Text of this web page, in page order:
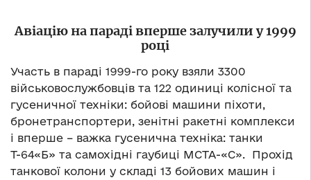
Авіацію на параді вперше залучили у 1999
році
Участь в параді 1999-го року взяли 3300
військовослужбовців та 122 одиниці колісної та
гусеничної техніки: бойові машини піхоти,
бронетранспортери, зенітні ракетні комплекси
і вперше – важка гусенична техніка: танки
Т-64«Б» та самохідні гаубиці МСТА-«С». Прохід
танкової колони у складі 13 бойових машин і